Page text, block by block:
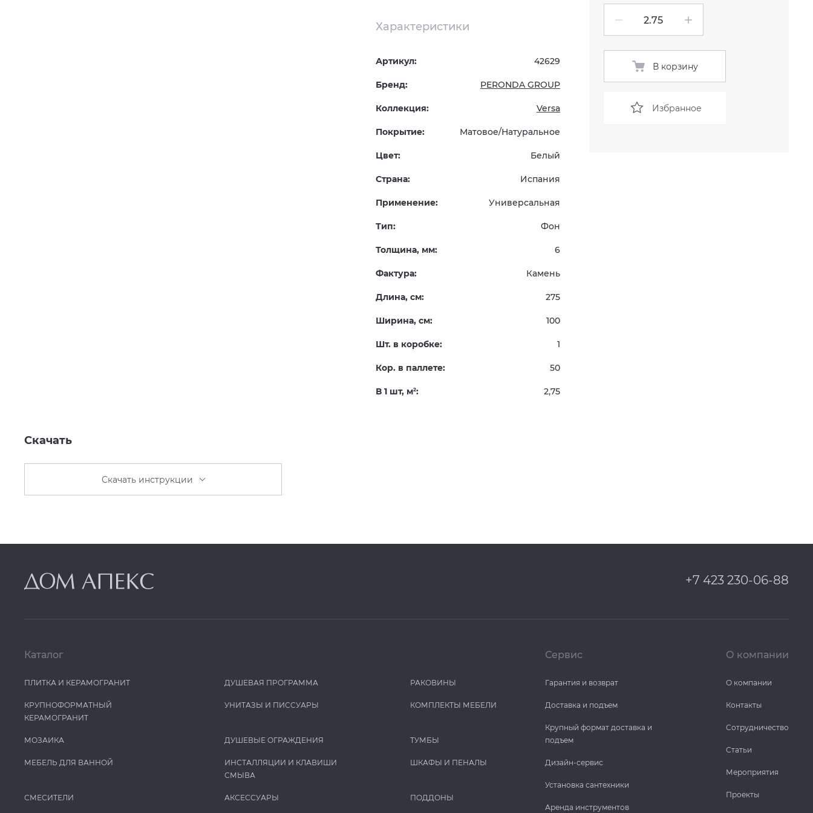
Характеристики
Артикул: 42629
Бренд: PERONDA GROUP
Коллекция: Versa
Покрытие: Матовое/Натуральное
Цвет: Белый
Страна: Испания
Применение: Универсальная
Тип: Фон
Толщина, мм: 6
Фактура: Камень
Длина, см: 275
Ширина, см: 100
Шт. в коробке: 1
Кор. в паллете: 50
В 1 шт, м2: 2,75
Скачать
Скачать инструкции
В корзину
Избранное
+7 423 230-06-88
Каталог
ПЛИТКА И КЕРАМОГРАНИТ
КРУПНОФОРМАТНЫЙ
КЕРАМОГРАНИТ
МОЗАИКА
МЕБЕЛЬ ДЛЯ ВАННОЙ
СМЕСИТЕЛИ
ДУШЕВАЯ ПРОГРАММА
УНИТАЗЫ И ПИCCУАРЫ
ДУШЕВЫЕ ОГРАЖДЕНИЯ
ИНСТАЛЛЯЦИИ И КЛАВИШИ
СМЫВА
АКСЕССУАРЫ
РАКОВИНЫ
КОМПЛЕКТЫ МЕБЕЛИ
ТУМБЫ
ШКАФЫ И ПЕНАЛЫ
ПОДДОНЫ
Сервис
Гарантия и возврат
Доставка и подъем
Крупный формат доставка и
подъем
Дизайн-сервис
Установка сантехники
Аренда инструментов
О компании
О компании
Контакты
Сотрудничество
Статьи
Мероприятия
Проекты